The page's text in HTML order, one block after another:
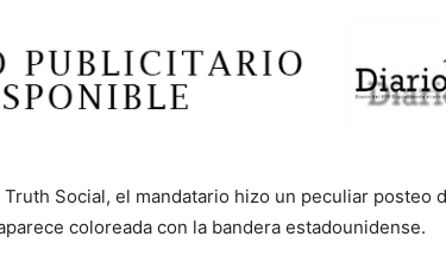
Social, el mandatario hizo un peculiar posteo
coloreada con la bandera estadounidense.